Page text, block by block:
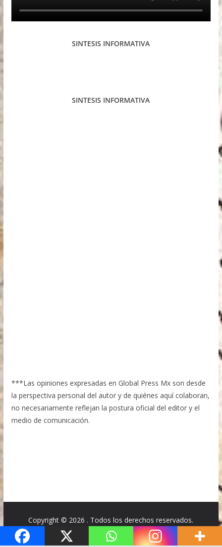
SINTESIS INFORMATIVA
SINTESIS INFORMATIVA
***Las opiniones expresadas en Global Press Mx son desde
la perspectiva personal del autor y de quiénes aquí colaboran,
no necesariamente reflejan la postura oficial del editor y el
medio de comunicación.
Copyright © 2026 . Todos los derechos reservados.
Tema:
ColorMagpor ThemeGrill. Funciona conWordPress.